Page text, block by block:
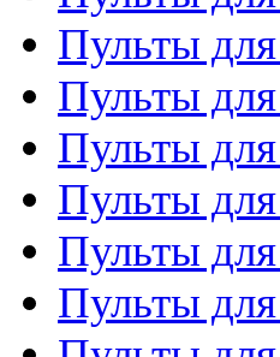
Пульты
Пульты
Пульты
Пульты
Пульты
Пульты